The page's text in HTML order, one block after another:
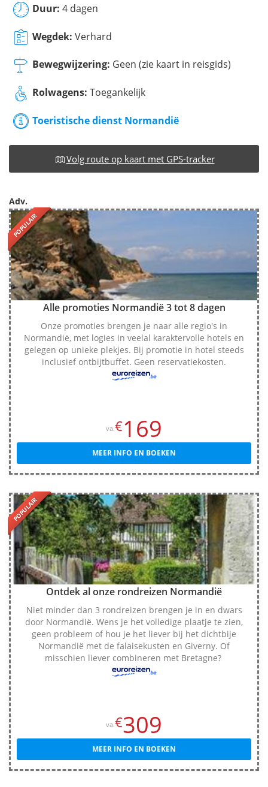
Duur: 4 dagen
Wegdek: Verhard
Bewegwijzering: Geen (zie kaart in reisgids)
Rolwagens: Toegankelijk
Toeristische dienst Normandië
Volg route op kaart met GPS-tracker
Adv.
POPULAIR
Alle promoties Normandië 3 tot 8 dagen
Onze promoties brengen je naar alle regio's in
Normandië, met logies in veelal karaktervolle hotels en
gelegen op unieke plekjes. Bij promotie in hotel steeds
inclusief ontbijtbuffet. Geen reservatiekosten.
va.€169
MEER INFO EN BOEKEN
POPULAIR
Ontdek al onze rondreizen Normandië
Niet minder dan 3 rondreizen brengen je in en dwars
door Normandië. Wens je het volledige plaatje te zien,
geen probleem of hou je het liever bij het dichtbije
Normandië met de falaisekusten en Giverny. Of
misschien liever combineren met Bretagne?
va.€309
MEER INFO EN BOEKEN